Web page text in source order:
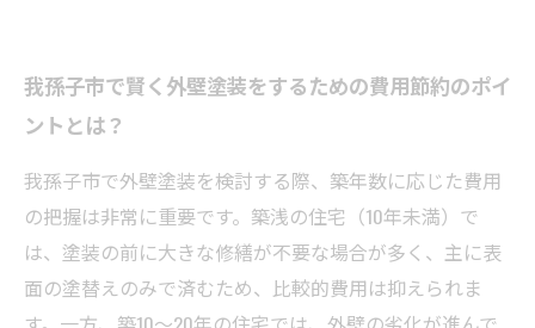
我孫子市で賢く外壁塗装をするための費用節約のポイ
ントとは？
我孫子市で外壁塗装を検討する際、築年数に応じた費用
の把握は非常に重要です。築浅の住宅（10年未満）で
は、塗装の前に大きな修繕が不要な場合が多く、主に表
面の塗替えのみで済むため、比較的費用は抑えられま